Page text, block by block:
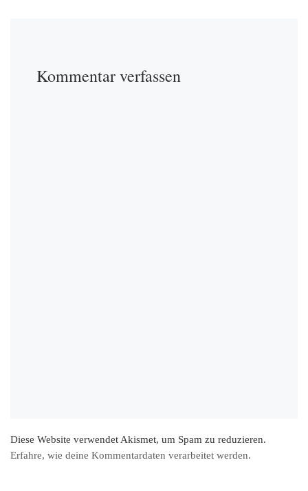
Kommentar verfassen
Diese Website verwendet Akismet, um Spam zu reduzieren.
Erfahre, wie deine Kommentardaten verarbeitet werden.